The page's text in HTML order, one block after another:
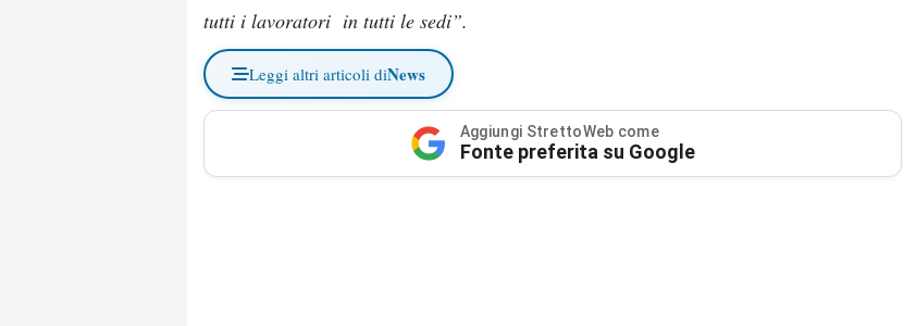
tutti i lavoratori in tutti le sedi”.
Leggi altri articoli diNews
Aggiungi StrettoWeb come
Fonte preferita su Google